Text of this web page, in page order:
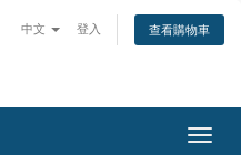
中文 登入 查看購物車
切